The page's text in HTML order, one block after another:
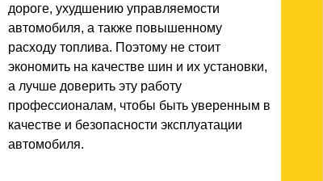
дороге, ухудшению управляемости
автомобиля, а также повышенному
расходу топлива. Поэтому не стоит
экономить на качестве шин и их установки,
а лучше доверить эту работу
профессионалам, чтобы быть уверенным в
качестве и безопасности эксплуатации
автомобиля.